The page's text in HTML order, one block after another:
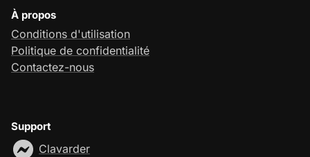
À propos
Conditions d'utilisation
Politique de confidentialité
Contactez-nous
Support
Clavarder